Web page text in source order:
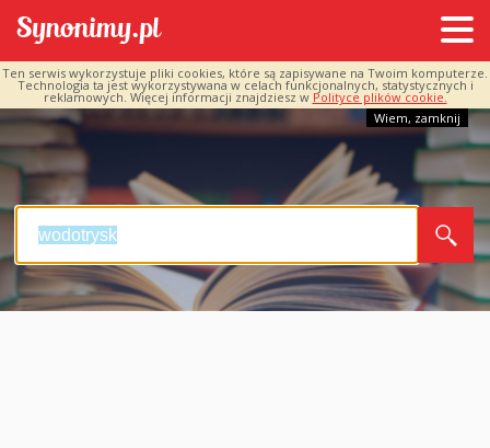
Ten serwis wykorzystuje pliki cookies, które są zapisywane na Twoim komputerze.
Technologia ta jest wykorzystywana w celach funkcjonalnych, statystycznych i
reklamowych. Więcej informacji znajdziesz w Polityce plików cookie.
Wiem, zamknij